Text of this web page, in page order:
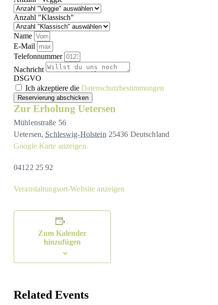
Anzahl "Klassisch"
Name
E-Mail
Telefonnummer
Nachricht
DSGVO
Ich akzeptiere die Datenschutzbestimmungen
Reservierung abschicken
Zur Erholung Uetersen
Mühlenstraße 56
Uetersen, Schleswig-Holstein 25436 Deutschland
Google Karte anzeigen
04122 25 92
Veranstaltungsort-Website anzeigen
Zum Kalender
hinzufügen
Related Events